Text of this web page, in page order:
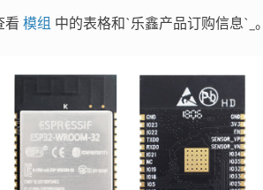
看 模组 中的表格和`乐鑫产品订购信息`_。